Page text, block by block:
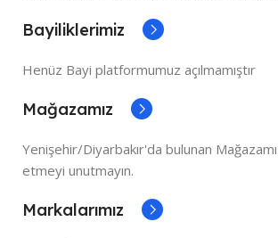
Bayiliklerimiz
Henüz Bayi platformumuz açılmamıştır
Mağazamız
Yenişehir/Diyarbakır'da bulunan
etmeyi unutmayın.
Markalarımız